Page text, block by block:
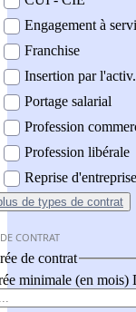
Engagement à
Franchise
Insertion par
Portage salarial
Profession
Profession libérale
Reprise d'entreprise
de types de contrat
CONTRAT
de contrat
minimale (en mois)